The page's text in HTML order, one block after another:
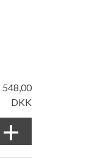
548,00
DKK
+